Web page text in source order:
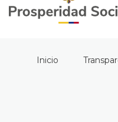
Inicio